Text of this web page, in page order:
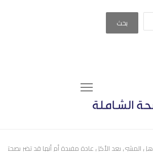
بحث
Menu
هل المشي بعد الأكل عادة مفيدة أم أنها قد تضر